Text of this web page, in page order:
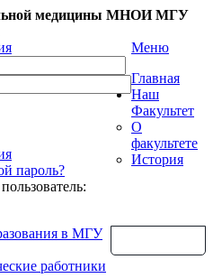
медицины МНОИ МГУ
пароль?
Меню
Главная
Наш
Факультет
О
факультете
История
в МГУ
работники